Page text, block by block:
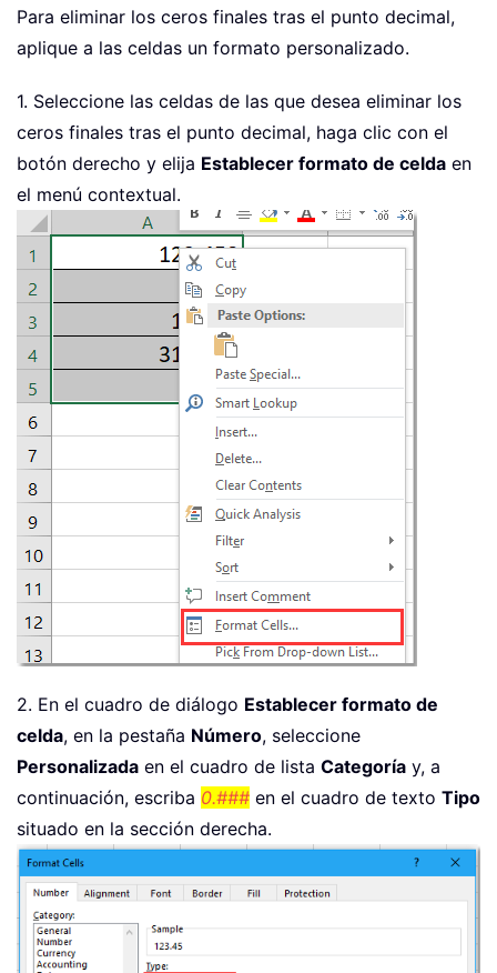
Para eliminar los ceros finales tras el punto decimal,
aplique a las celdas un formato personalizado.
1. Seleccione las celdas de las que desea eliminar los
ceros finales tras el punto decimal, haga clic con el
botón derecho y elija Establecer formato de celda en
el menú contextual.
2. En el cuadro de diálogo Establecer formato de
celda, en la pestaña Número, seleccione
Personalizada en el cuadro de lista Categoría y, a
continuación, escriba 0.### en el cuadro de texto Tipo
situado en la sección derecha.